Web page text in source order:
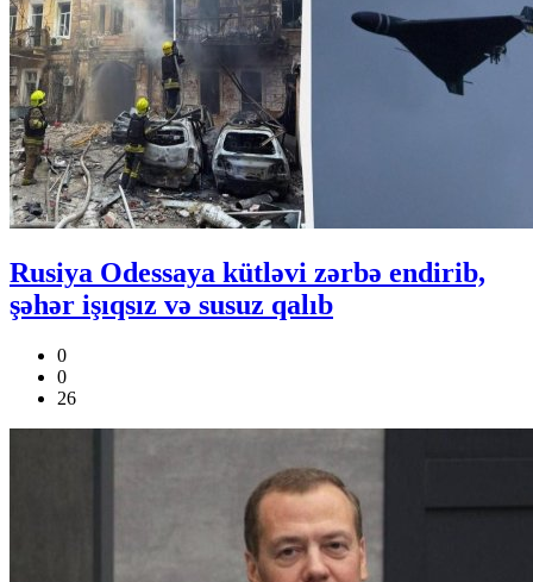
Rusiya Odessaya kütləvi zərbə endirib,
şəhər işıqsız və susuz qalıb
0
0
26